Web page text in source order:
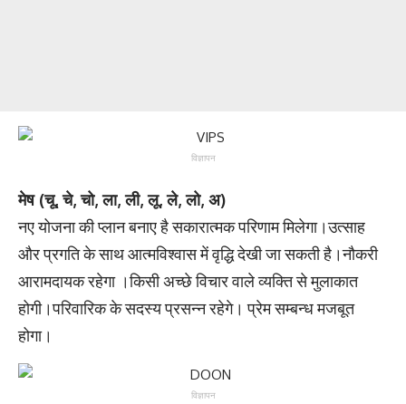
विज्ञापन
मेष (चू, चे, चो, ला, ली, लू, ले, लो, अ)
नए योजना की प्लान बनाए है सकारात्मक परिणाम मिलेगा।उत्साह
और प्रगति के साथ आत्मविश्वास में वृद्धि देखी जा सकती है।नौकरी
आरामदायक रहेगा ।किसी अच्छे विचार वाले व्यक्ति से मुलाकात
होगी।परिवारिक के सदस्य प्रसन्न रहेगे। प्रेम सम्बन्ध मजबूत
होगा।
विज्ञापन